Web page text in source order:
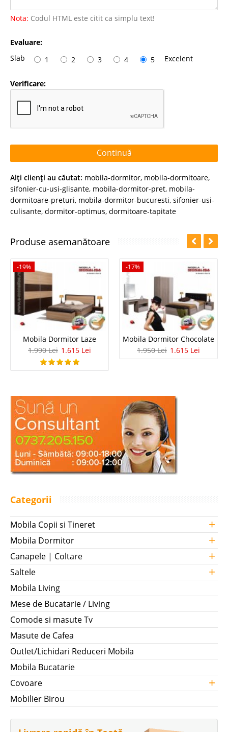
Nota: Codul HTML este citit ca simplu text!
Evaluare:
Slab
1 2 3 4 5 Excelent
Verificare:
Continuă
Alţi clienţi au căutat: mobila-dormitor, mobila-dormitoare,
sifonier-cu-usi-glisante, mobila-dormitor-pret, mobila-
dormitoare-preturi, mobila-dormitor-bucuresti, sifonier-usi-
culisante, dormitor-optimus, dormitoare-tapitate
Produse asemanătoare
-19%
Mobila Dormitor Laze
1.990 Lei 1.615 Lei
-17%
Mobila Dormitor Chocolate
1.950 Lei 1.615 Lei
Categorii
Mobila Copii si Tineret +
Mobila Dormitor +
Canapele | Coltare +
Saltele +
Mobila Living
Mese de Bucatarie / Living
Comode si masute Tv
Masute de Cafea
Outlet/Lichidari Reduceri Mobila
Mobila Bucatarie
Covoare
+
Mobilier Birou